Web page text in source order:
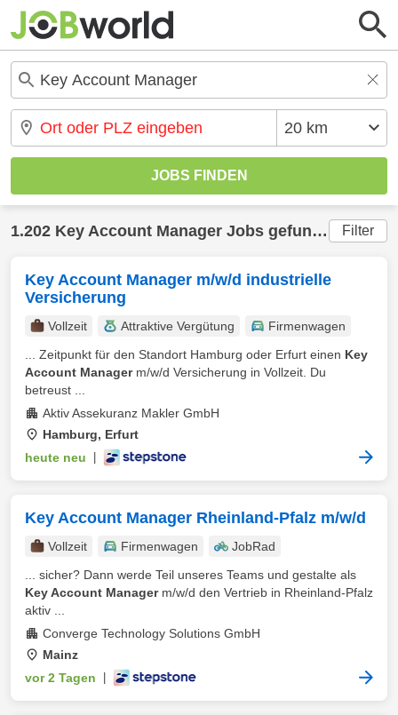
1.202 Key Account Manager Jobs gefunden Filter
Key Account Manager m/w/d industrielle
Versicherung
Vollzeit Attraktive Vergütung
Firmenwagen
... Zeitpunkt für den Standort Hamburg oder Erfurt einen Key
Account Managerm/w/d Versicherung in Vollzeit. Du
betreust ...
Aktiv Assekuranz Makler GmbH
Hamburg, Erfurt
heute neu
Key Account Manager Rheinland-Pfalz m/w/d
Vollzeit Firmenwagen
JobRad
... sicher? Dann werde Teil unseres Teams und gestalte als
Key Account Managerm/w/d den Vertrieb in Rheinland-Pfalz
aktiv ...
Converge Technology Solutions GmbH
Mainz
vor 2 Tagen